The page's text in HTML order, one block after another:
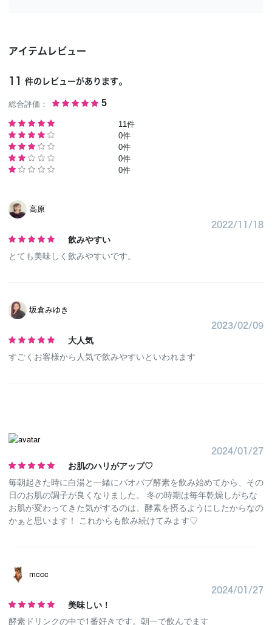
アイテムレビュー
高原
2022/11/18
飲みやすい
とても美味しく飲みやすいです。
坂倉みゆき
2023/02/09
大人気
すごくお客様から人気で飲みやすいといわれます
2024/01/27
お肌のハリがアップ♡
毎朝起きた時に白湯と一緒にバオバブ酵素を飲み始めてから、その
日のお肌の調子が良くなりました。 冬の時期は毎年乾燥しがちな
お肌が変わってきた気がするのは、酵素を摂るようにしたからなの
かぁと思います！ これからも飲み続けてみます♡
mccc
2024/01/27
美味しい！
酵素ドリンクの中で1番好きです。朝一で飲んでます
11 件のレビューがあります。
総合評価： 5
11件
0件
0件
0件
0件